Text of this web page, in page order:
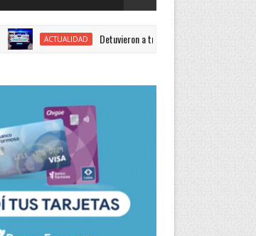
ACTUALIDAD Detuvieron a tres hombres involucrados en causas